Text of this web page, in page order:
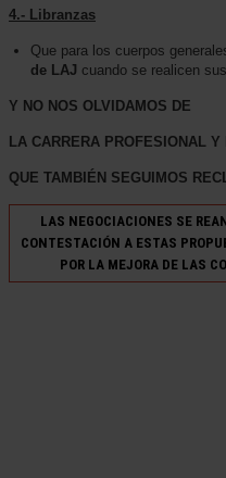
4.- Libranzas
Que para los cuerpos
de LAJ cuando se realicen
Y NO NOS OLVIDAMOS DE
LA CARRERA PROFESIONAL
QUE TAMBIÉN SEGUIMOS
LAS NEGOCIACIONES SE
CONTESTACIÓN A ESTAS
POR LA MEJORA DE LAS